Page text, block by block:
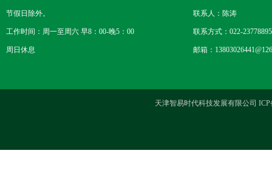
节假日除外。
工作时间：周一至周六 早8：00-晚5：00
周日休息
联系人：陈涛
联系方式：022-23778895
邮箱：
天津智易时代科技发展有限公司 ICP